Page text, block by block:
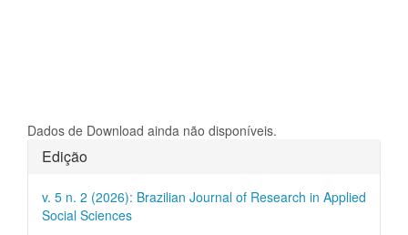
Dados de Download ainda não disponíveis.
Detalhes
do
artigo
Edição
v. 5 n. 2 (2026): Brazilian Journal of Research in Applied
Social Sciences